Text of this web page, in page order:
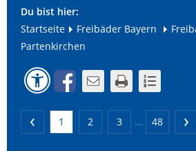
Du bist hier:
Startseite
Freibäder Bayern
Partenkirchen
1 2 3 ... 48